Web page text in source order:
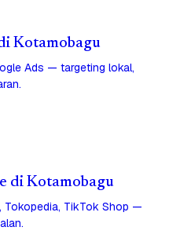
Kotamobagu
Ads — targeting lokal,
di Kotamobagu
Tokopedia, TikTok Shop —